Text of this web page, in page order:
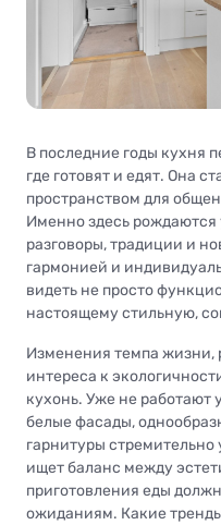
В последние годы кухня
где готовят и едят. Она
пространством для
Именно здесь
разговоры, традиции и
гармонией и
видеть не просто
настоящему стильную,
Изменения темпа жизни,
интереса к
кухонь. Уже не
белые фасады,
гарнитуры
ищет баланс между
приготовления еды
ожиданиям. Какие